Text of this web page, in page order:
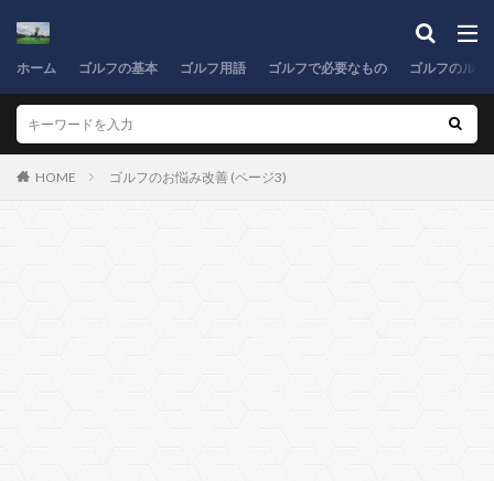
ホーム ゴルフの基本 ゴルフ用語 ゴルフで必要なもの ゴルフのルー
HOME ゴルフのお悩み改善 (ページ3)